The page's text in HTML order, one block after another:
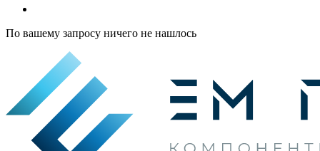
По вашему запросу ничего не нашлось